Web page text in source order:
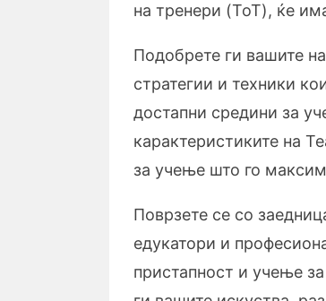
на тренери (ToT), ќе
Подобрете ги вашите
стратегии и техники
достапни средини за
карактеристиките на
за учење што го
Поврзете се со
едукатори и
пристапност и учење